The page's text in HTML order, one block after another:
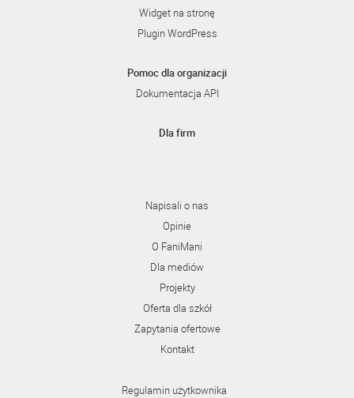
Widget na stronę
Plugin WordPress
Pomoc dla organizacji
Dokumentacja API
Dla firm
Napisali o nas
Opinie
O FaniMani
Dla mediów
Projekty
Oferta dla szkół
Zapytania ofertowe
Kontakt
Regulamin użytkownika